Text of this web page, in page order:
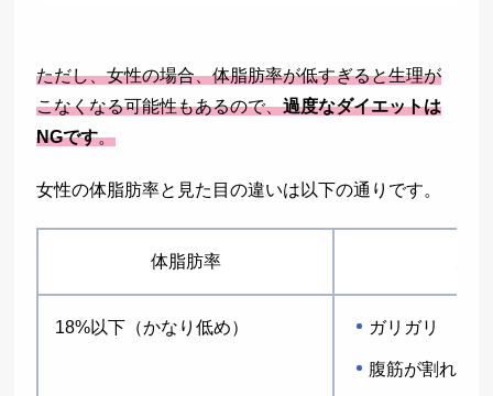
ただし、女性の場合、体脂肪率が低すぎると生理が
こなくなる可能性もあるので、過度なダイエットは
NGです。
女性の体脂肪率と見た目の違いは以下の通りです。
体脂肪率
18%以下（かなり低め） ガリガリ
腹筋が割れる